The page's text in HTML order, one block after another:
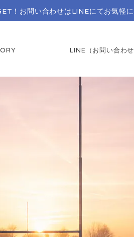
！お問い合わせはLINEにてお気軽
LINE（お問い合わせ